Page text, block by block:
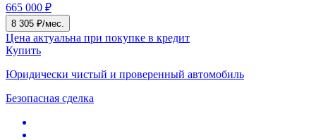
665 000 ₽
8 305 ₽/мес.
Цена актуальна при покупке в кредит
Купить
Юридически чистый и проверенный автомобиль
Безопасная сделка